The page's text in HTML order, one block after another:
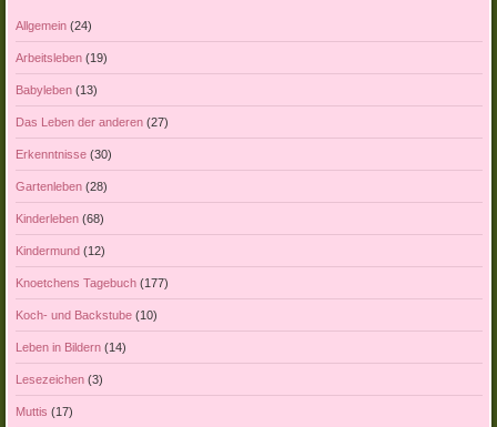
Allgemein(24)
Arbeitsleben(19)
Babyleben(13)
Das Leben der anderen(27)
Erkenntnisse(30)
Gartenleben(28)
Kinderleben(68)
Kindermund(12)
Knoetchens Tagebuch(177)
Koch- und Backstube(10)
Leben in Bildern(14)
Lesezeichen(3)
Muttis (17)